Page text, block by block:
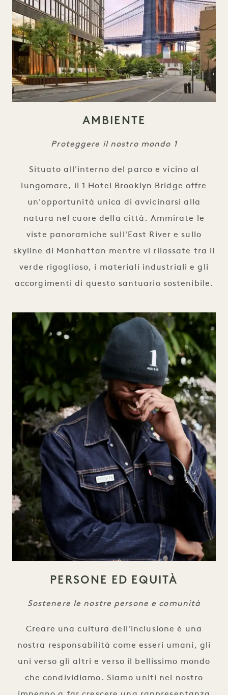
AMBIENTE
Proteggere il nostro mondo 1
Situato all'interno del parco e vicino al
lungomare, il 1 Hotel Brooklyn Bridge offre
un'opportunità unica di avvicinarsi alla
natura nel cuore della città. Ammirate le
viste panoramiche sull'East River e sullo
skyline di Manhattan mentre vi rilassate tra il
verde rigoglioso, i materiali industriali e gli
accorgimenti di questo santuario sostenibile.
PERSONE ED EQUITÀ
Sostenere le nostre persone e comunità
Creare una cultura dell'inclusione è una
nostra responsabilità come esseri umani, gli
uni verso gli altri e verso il bellissimo mondo
che condividiamo. Siamo uniti nel nostro